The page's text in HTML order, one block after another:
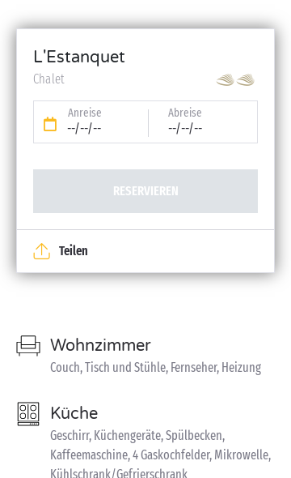
L'Estanquet
Chalet
Anreise
--/--/--
Abreise
--/--/--
RESERVIEREN
Teilen
Wohnzimmer
Couch, Tisch und Stühle, Fernseher, Heizung
Küche
Geschirr, Küchengeräte, Spülbecken,
Kaffeemaschine, 4 Gaskochfelder, Mikrowelle,
Kühlschrank/Gefrierschrank